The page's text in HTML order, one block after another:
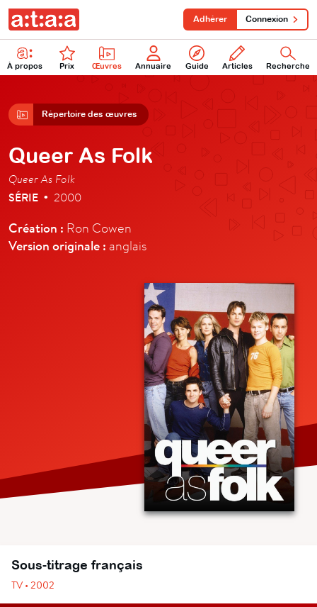
À propos Prix Œuvres Annuaire Guide Articles Recherche
Adhérer Connexion
Répertoire des œuvres
Queer As Folk
Queer As Folk
SÉRIE • 2000
Création : Ron Cowen
Version originale : anglais
Sous-titrage français
TV • 2002